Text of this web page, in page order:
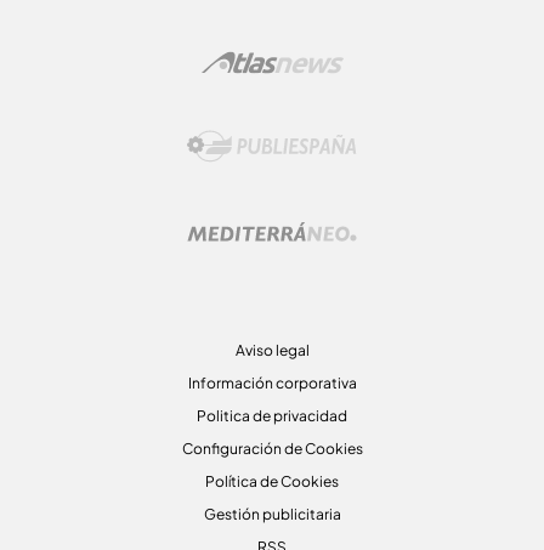
Aviso legal
Información corporativa
Politica de privacidad
Configuración de Cookies
Política de Cookies
Gestión publicitaria